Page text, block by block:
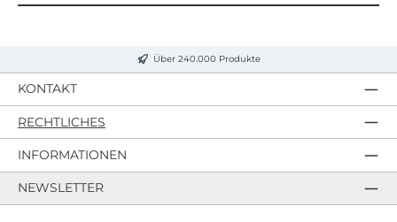
Über 240.000 Produkte
KONTAKT
RECHTLICHES
INFORMATIONEN
NEWSLETTER